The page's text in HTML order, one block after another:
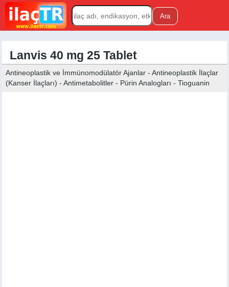
Lanvis 40 mg 25 Tablet
Antineoplastik ve İmmünomodülatör Ajanlar - Antineoplastik İlaçlar
(Kanser İlaçları) - Antimetabolitler - Pürin Analogları - Tioguanin